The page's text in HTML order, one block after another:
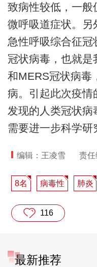
致病性较低，一般
微呼吸道症状。
急性呼吸综合征冠
冠状病毒，也就
和MERS冠状病毒
病。引起此次疫情
发现的人类冠状
需要进一步科学研
编辑：王凌雪 责任
8名 病毒性 肺炎
116
最新推荐